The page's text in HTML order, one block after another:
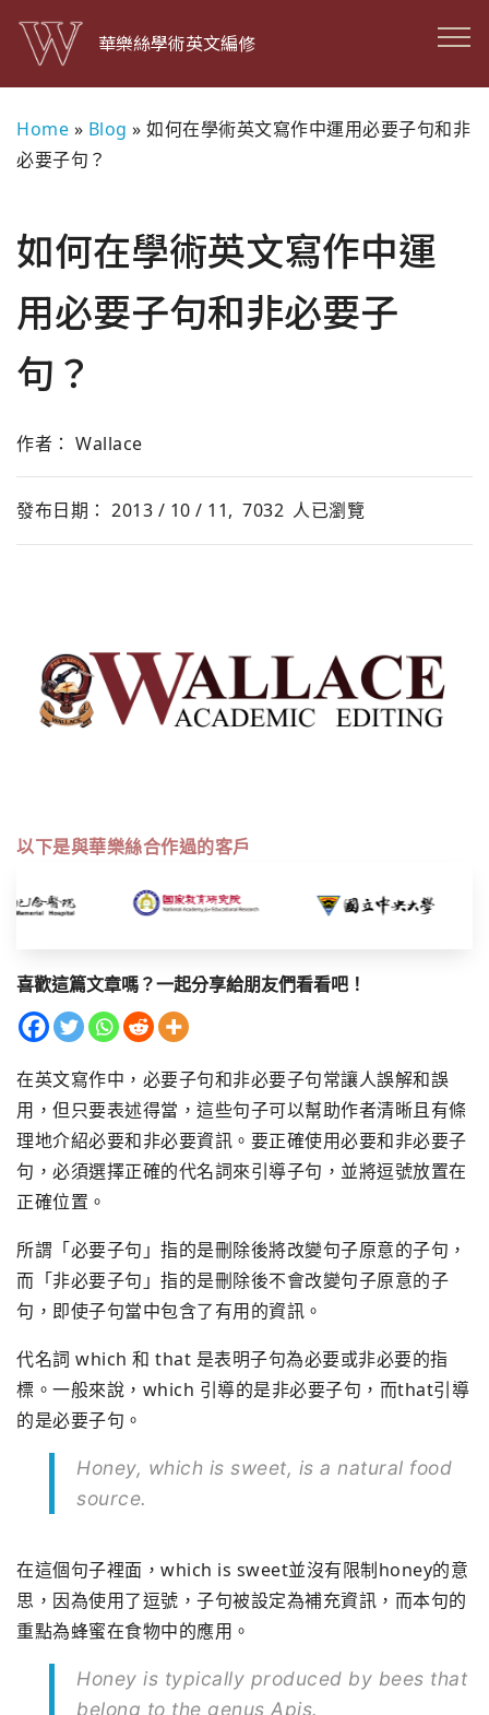
華樂絲學術英文編修
Home » Blog » 如何在學術英文寫作中運用必要子句和非
必要子句？
如何在學術英文寫作中運
用必要子句和非必要子
句？
作者： Wallace
發布日期： 2013 / 10 / 11, 7032 人已瀏覽
以下是與華樂絲合作過的客戶
喜歡這篇文章嗎？一起分享給朋友們看看吧！
在英文寫作中，必要子句和非必要子句常讓人誤解和誤
用，但只要表述得當，這些句子可以幫助作者清晰且有條
理地介紹必要和非必要資訊。要正確使用必要和非必要子
句，必須選擇正確的代名詞來引導子句，並將逗號放置在
正確位置。
所謂「必要子句」指的是刪除後將改變句子原意的子句，
而「非必要子句」指的是刪除後不會改變句子原意的子
句，即使子句當中包含了有用的資訊。
代名詞 which 和 that 是表明子句為必要或非必要的指
標。一般來說，which 引導的是非必要子句，而that引導
的是必要子句。
Honey, which is sweet, is a natural food
source.
在這個句子裡面，which is sweet並沒有限制honey的意
思，因為使用了逗號，子句被設定為補充資訊，而本句的
重點為蜂蜜在食物中的應用。
Honey is typically produced by bees that
belong to the genus Apis.